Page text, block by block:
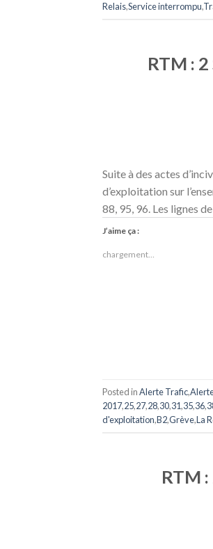
Relais,Service interrompu,
RTM :
Suite à des actes
d’exploitation sur
88, 95, 96. Les lignes
J’aime ça :
chargement…
Posted inAlerte Trafic,
2017,25,27,28,30,31,35,36,
d'exploitation,B2,Grève,La
RTM